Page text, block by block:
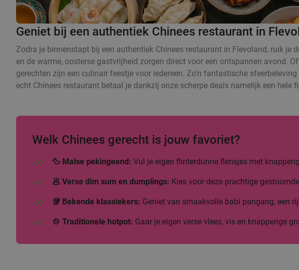
Geniet bij een authentiek Chinees restaurant in
Zodra je binnenstapt bij een authentiek Chinees restaurant in Flevoland, ruik je
en de warme, oosterse gastvrijheid zorgen direct voor een ontspannen avond.
gerechten zijn een culinair feestje voor iedereen. Zo’n fantastische
echt Chinees restaurant betaal je dankzij onze scherpe deals namelijk een
Welk Chinees gerecht is jouw favoriet?
🦆 Malse pekingeend: Vul je eigen flinterdunne flensjes met
🥟 Verse dim sum en dumplings: Kies voor deze prachtige
🥡 Bekende klassiekers: Geniet van smaakvolle babi pangang, een
🍲 Traditionele hotpot: Gaar je eigen verse vlees, vis en knapperige